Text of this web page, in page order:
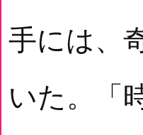
手には、
いた。「